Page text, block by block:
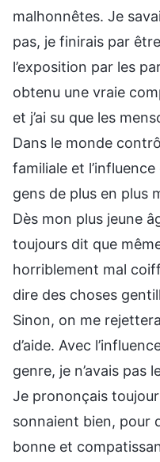
malhonnêtes. Je
pas, je finirais par
l’exposition par les
obtenu une vraie
et j’ai su que les
Dans le monde
familiale et
gens de plus en plus
Dès mon plus jeune
toujours dit que
horriblement mal
dire des choses
Sinon, on me
d’aide. Avec
genre, je n’avais pas
Je prononçais
sonnaient bien, pour
bonne et